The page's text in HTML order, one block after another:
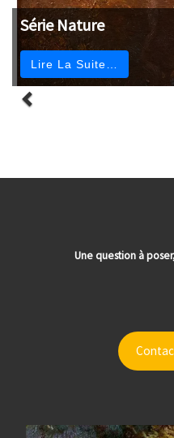
Série Nature
Lire La Suite…
Une question à